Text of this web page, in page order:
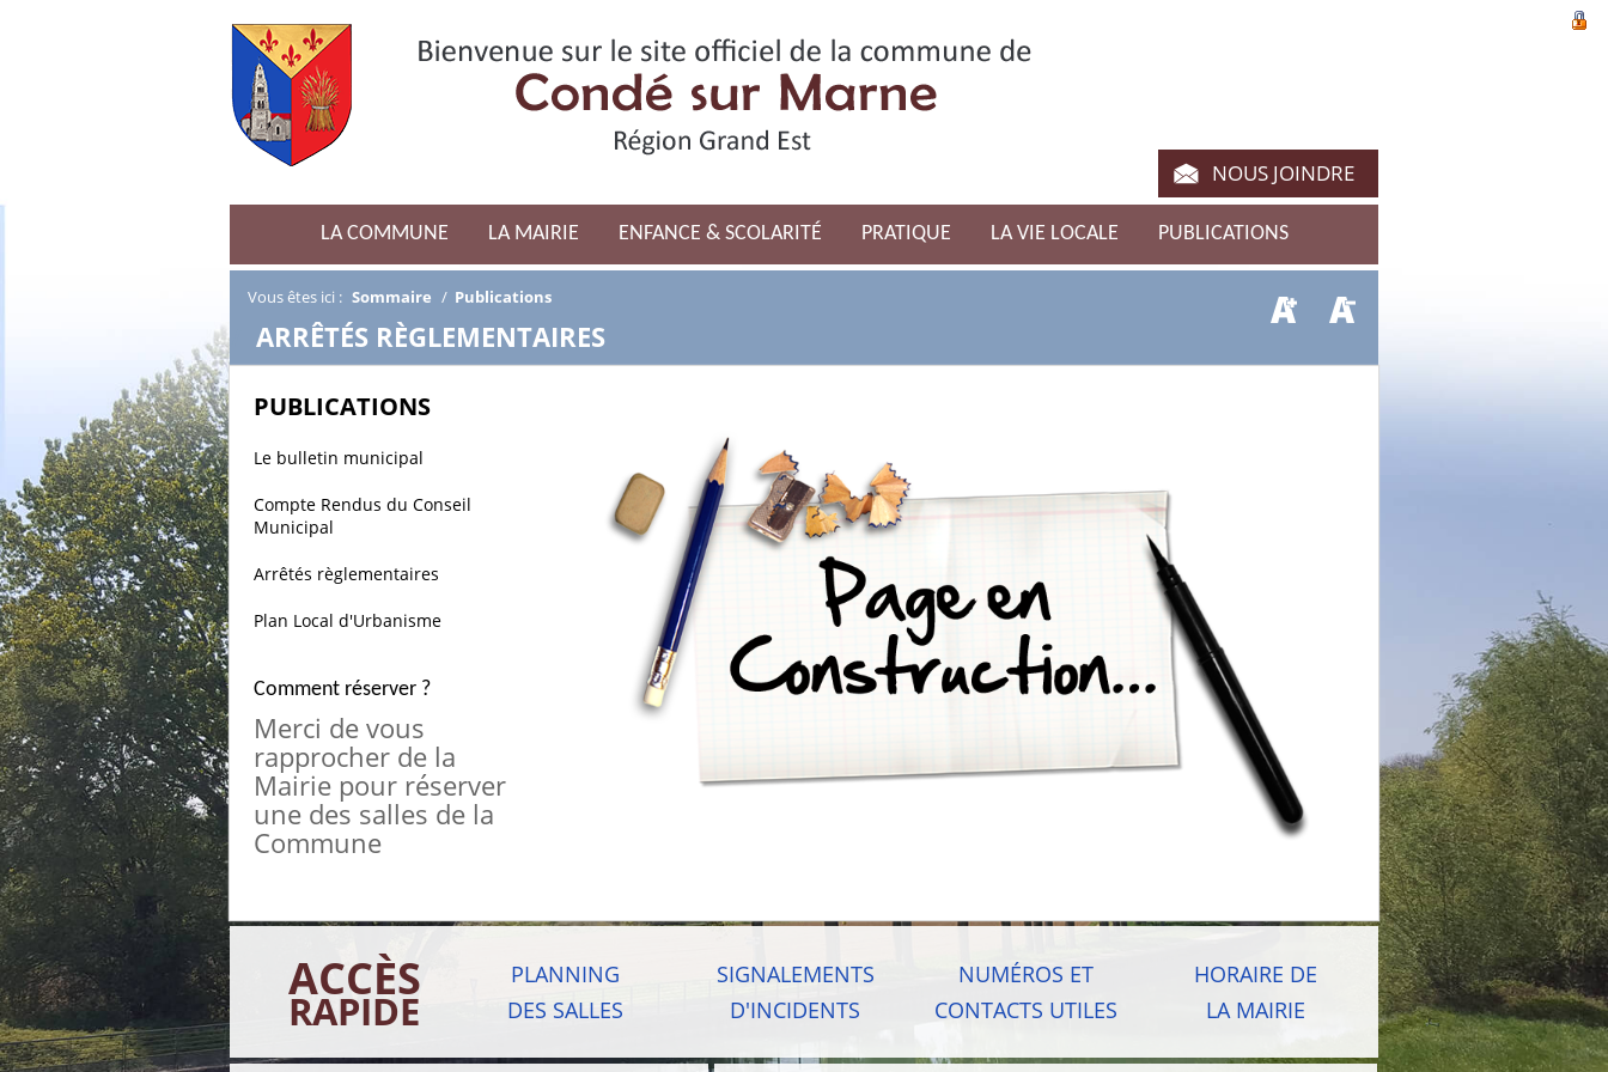
NOUS JOINDRE
LA COMMUNE LA MAIRIE ENFANCE & SCOLARITÉ PRATIQUE LA VIE LOCALE PUBLICATIONS
Vous êtes ici : Sommaire / Publications
/ ARRÊTÉS RÈGLEMENTAIRES
PUBLICATIONS
Le bulletin municipal
Compte Rendus du Conseil
Municipal
Arrêtés règlementaires
Plan Local d'Urbanisme
Comment réserver ?
Merci de vous
rapprocher de la
Mairie pour réserver
une des salles de la
Commune
ACCÈS
RAPIDE
PLANNING
DES SALLES
SIGNALEMENTS
D'INCIDENTS
NUMÉROS ET
CONTACTS UTILES
HORAIRE DE
LA MAIRIE